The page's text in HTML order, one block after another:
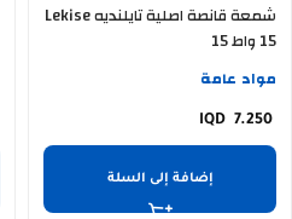
شمعة قانصة اصلية تايلنديه Lekise
15 واط 15
مواد عامة
7.250
إضافة إلى السلة